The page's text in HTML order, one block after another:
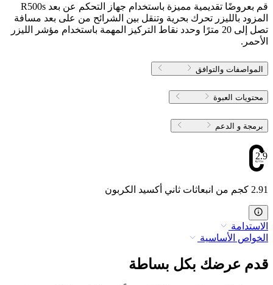
قم بعروضًا تقديمية مميزة باستخدام جهاز التحكم عن بعد R500s
المزود بالليزر تحرك بحرية وتنقل بين الشرائح من على بعد مسافة
تصل إلى 20 مترًا وحدد نقاط التركيز المهمة باستخدام مؤشر الليزر
الأحمر.
المواصفات والتوافق
محتويات العبوة
برمجة و الدعم
2.91
2.91 كجم من انبعاثات ثاني أكسيد الكربون
الاستدامة
الخواص الأساسية
قدم عرضك بكل بساطة